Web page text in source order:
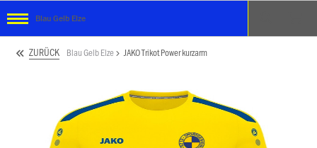
Blau Gelb Elze
ZURÜCK Blau Gelb Elze JAKO Trikot Power kurzarm